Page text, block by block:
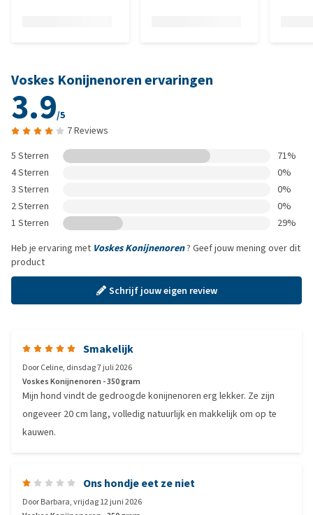
Voskes Konijnenoren ervaringen
3.9/5
7 Reviews
5 Sterren
71%
4 Sterren
0%
3 Sterren
0%
2 Sterren
0%
1 Sterren
29%
Heb je ervaring met Voskes Konijnenoren? Geef jouw mening over dit
product
Schrijf jouw eigen review
Smakelijk
DoorCeline, dinsdag 7 juli 2026
Voskes Konijnenoren - 350 gram
Mijn hond vindt de gedroogde konijnenoren erg lekker. Ze zijn
ongeveer 20 cm lang, volledig natuurlijk en makkelijk om op te
kauwen.
Ons hondje eet ze niet
DoorBarbara,vrijdag 12 juni 2026